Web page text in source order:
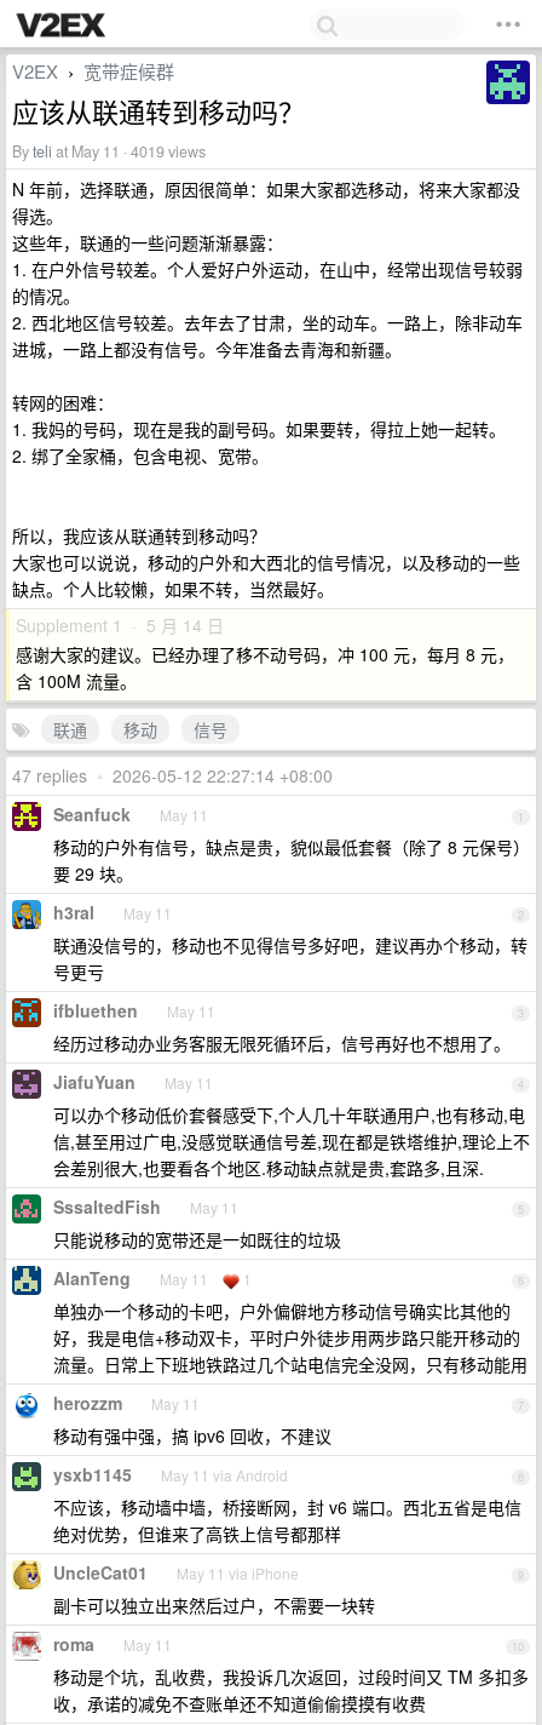
V2EX › 宽带症候群
应该从联通转到移动吗？
Byteli at May 11 · 4019 views
N 年前，选择联通，原因很简单：如果大家都选移动，将来大家都没
得选。
这些年，联通的一些问题渐渐暴露：
1. 在户外信号较差。个人爱好户外运动，在山中，经常出现信号较弱
的情况。
2. 西北地区信号较差。去年去了甘肃，坐的动车。一路上，除非动车
进城，一路上都没有信号。今年准备去青海和新疆。
转网的困难：
1. 我妈的号码，现在是我的副号码。如果要转，得拉上她一起转。
2. 绑了全家桶，包含电视、宽带。
所以，我应该从联通转到移动吗？
大家也可以说说，移动的户外和大西北的信号情况，以及移动的一些
缺点。个人比较懒，如果不转，当然最好。
Supplement 1 · 5 月 14 日
感谢大家的建议。已经办理了移不动号码，冲 100 元，每月 8 元，
含 100M 流量。
联通
移动
信号
47 replies • 2026-05-12 22:27:14 +08:00
1
Seanfuck May 11
移动的户外有信号，缺点是贵，貌似最低套餐（除了 8 元保号）
要 29 块。
2
h3ral May 11
联通没信号的，移动也不见得信号多好吧，建议再办个移动，转
号更亏
3
ifbluethen May 11
经历过移动办业务客服无限死循环后，信号再好也不想用了。
4
JiafuYuan May 11
可以办个移动低价套餐感受下,个人几十年联通用户,也有移动,电
信,甚至用过广电,没感觉联通信号差,现在都是铁塔维护,理论上不
会差别很大,也要看各个地区.移动缺点就是贵,套路多,且深.
5
SssaltedFish May 11
只能说移动的宽带还是一如既往的垃圾
6
AlanTeng May 11 1
单独办一个移动的卡吧，户外偏僻地方移动信号确实比其他的
好，我是电信+移动双卡，平时户外徒步用两步路只能开移动的
流量。日常上下班地铁路过几个站电信完全没网，只有移动能用
7
herozzm May 11
移动有强中强，搞 ipv6 回收，不建议
8
ysxb1145 May 11 via Android
不应该，移动墙中墙，桥接断网，封 v6 端口。西北五省是电信
绝对优势，但谁来了高铁上信号都那样
9
UncleCat01 May 11 via iPhone
副卡可以独立出来然后过户，不需要一块转
10
roma May 11
移动是个坑，乱收费，我投诉几次返回，过段时间又 TM 多扣多
收，承诺的减免不查账单还不知道偷偷摸摸有收费